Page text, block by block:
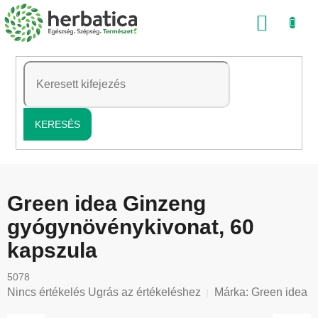
Ugrás
a
tartalomhoz
KERESÉS
Green idea Ginzeng
gyógynövénykivonat, 60
kapszula
5078
A
Nincs értékelés Ugrás az értékeléshez Márka: Green idea